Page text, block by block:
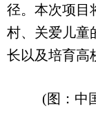
径。本次项目
村、关爱儿童
长以及培育高
(图：中国